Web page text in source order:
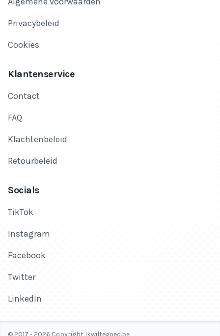
Privacybeleid
Cookies
Klantenservice
Contact
FAQ
Klachtenbeleid
Retourbeleid
Socials
TikTok
Instagram
Facebook
Twitter
LinkedIn
© 2017 - 2026 Copyright Ikwiltegoed.be